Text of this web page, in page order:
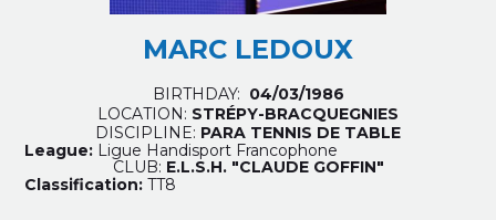
MARC LEDOUX
BIRTHDAY: 04/03/1986
LOCATION: STRÉPY-BRACQUEGNIES
DISCIPLINE: PARA TENNIS DE TABLE
League: Ligue Handisport Francophone
CLUB: E.L.S.H. "CLAUDE GOFFIN"
Classification:TT8